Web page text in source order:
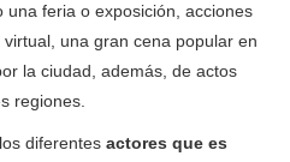
feria o exposición, acciones
una gran cena popular en
la ciudad, además, de actos
regiones.
diferentes actores que es